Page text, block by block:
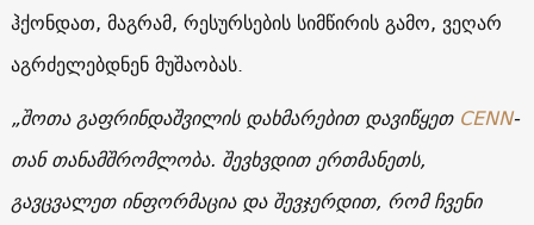
ჰქონდათ, მაგრამ, რესურსების სიმწირის გამო, ვეღარ
აგრძელებდნენ მუშაობას.
„შოთა გაფრინდაშვილის დახმარებით დავიწყეთ CENN-
თან თანამშრომლობა. შევხვდით ერთმანეთს,
გავცვალეთ ინფორმაცია და შევჯერდით, რომ ჩვენი